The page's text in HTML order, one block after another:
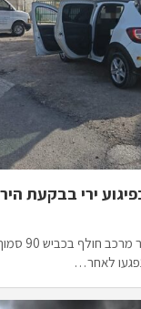
ירי בבקעת
פיגוע ירי
לאחר…